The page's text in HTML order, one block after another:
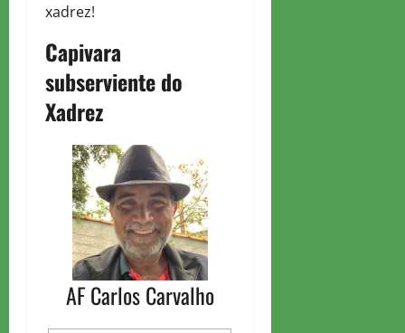
xadrez!
Capivara
subserviente do
Xadrez
AF Carlos Carvalho